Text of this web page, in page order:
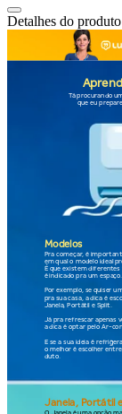
Detalhes do produto